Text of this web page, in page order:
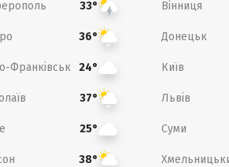
33° Вінниця
36° Донецьк
Франківськ 24° Київ
37° Львів
25° Суми
38°